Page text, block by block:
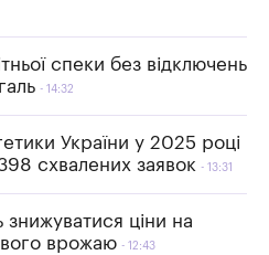
спеки без відключень
14:32
України у 2025 році
схвалених заявок
13:31
знижуватися ціни на
врожаю
12:43